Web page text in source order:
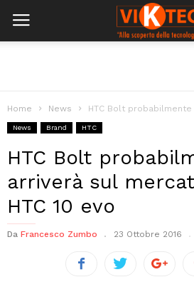
Home News HTC Bolt probabilmente arriverà
News Brand HTC
HTC Bolt
arriverà sul
HTC 10 evo
Da Francesco Zumbo 23 Ottobre 2016